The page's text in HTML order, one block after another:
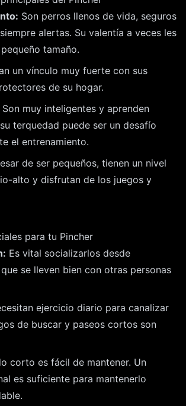
Son perros llenos de vida, seguros
alertas. Su valentía a veces les
tamaño.
un vínculo muy fuerte con sus
de su hogar.
Son muy inteligentes y aprenden
terquedad puede ser un desafío
el entrenamiento.
de ser pequeños, tienen un nivel
alto y disfrutan de los juegos y
para tu Pincher
Es vital socializarlos desde
se lleven bien con otras personas
ejercicio diario para canalizar
de buscar y paseos cortos son
corto es fácil de mantener. Un
es suficiente para mantenerlo